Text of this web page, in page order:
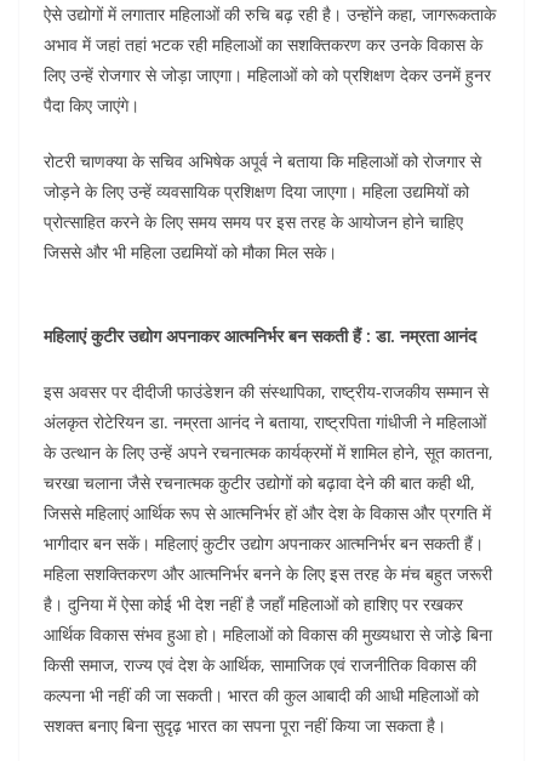
ऐसे उद्योगों में लगातार महिलाओं की रुचि बढ़ रही है। उन्होंने कहा, जागरूकताके
अभाव में जहां तहां भटक रही महिलाओं का सशक्तिकरण कर उनके विकास के
लिए उन्हें रोजगार से जोड़ा जाएगा। महिलाओं को को प्रशिक्षण देकर उनमें हुनर
पैदा किए जाएंगे।
रोटरी चाणक्या के सचिव अभिषेक अपूर्व ने बताया कि महिलाओं को रोजगार से
जोड़ने के लिए उन्हें व्यवसायिक प्रशिक्षण दिया जाएगा। महिला उद्यमियों को
प्रोत्साहित करने के लिए समय समय पर इस तरह के आयोजन होने चाहिए
जिससे और भी महिला उद्यमियों को मौका मिल सके।
महिलाएं कुटीर उद्योग अपनाकर आत्मनिर्भर बन सकती हैं : डा. नम्रता आनंद
इस अवसर पर दीदीजी फाउंडेशन की संस्थापिका, राष्ट्रीय-राजकीय सम्मान से
अंलकृत रोटेरियन डा. नम्रता आनंद ने बताया, राष्ट्रपिता गांधीजी ने महिलाओं
के उत्थान के लिए उन्हें अपने रचनात्मक कार्यक्रमों में शामिल होने, सूत कातना,
चरखा चलाना जैसे रचनात्मक कुटीर उद्योगों को बढ़ावा देने की बात कही थी,
जिससे महिलाएं आर्थिक रूप से आत्मनिर्भर हों और देश के विकास और प्रगति में
भागीदार बन सकें। महिलाएं कुटीर उद्योग अपनाकर आत्मनिर्भर बन सकती हैं।
महिला सशक्तिकरण और आत्मनिर्भर बनने के लिए इस तरह के मंच बहुत जरूरी
है। दुनिया में ऐसा कोई भी देश नहीं है जहाँ महिलाओं को हाशिए पर रखकर
आर्थिक विकास संभव हुआ हो। महिलाओं को विकास की मुख्यधारा से जोडे़ बिना
किसी समाज, राज्य एवं देश के आर्थिक, सामाजिक एवं राजनीतिक विकास की
कल्पना भी नहीं की जा सकती। भारत की कुल आबादी की आधी महिलाओं को
सशक्त बनाए बिना सुदृढ़ भारत का सपना पूरा नहीं किया जा सकता है।